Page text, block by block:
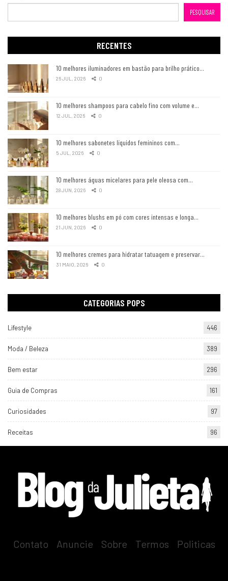
PESQUISAR
RECENTES
10 melhores iluminadores em bastão para brilho prático…
26 JUL, 2026 0
10 melhores shampoos para cabelo fino com volume e…
12 JUL, 2026 0
10 melhores sabonetes líquidos femininos com…
5 JUL, 2026 0
10 melhores águas micelares para pele oleosa com…
28 JUN, 2026 0
10 melhores blushs em pó com cores intensas e longa…
21 JUN, 2026 0
10 melhores cremes para hidratar tatuagem e preservar…
31 MAIO, 2026 0
CATEGORIAS POPS
Lifestyle 446
Moda / Beleza 389
Bem estar 296
Guia de Compras 161
Curiosidades 97
Receitas 96
Contato Anuncie Sobre Termos Politicas